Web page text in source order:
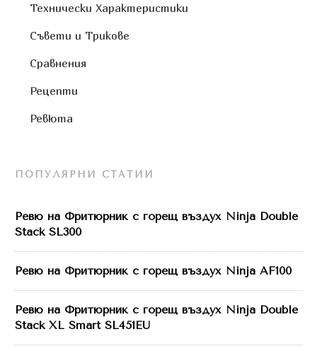
Технически Характеристики
Съвети и Трикове
Сравнения
Рецепти
Ревюта
ПОПУЛЯРНИ СТАТИИ
Ревю на Фритюрник с горещ въздух Ninja Double
Stack SL300
Ревю на Фритюрник с горещ въздух Ninja AF100
Ревю на Фритюрник с горещ въздух Ninja Double
Stack XL Smart SL451EU